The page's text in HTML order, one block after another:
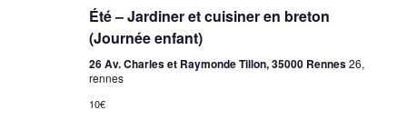
Été – Jardiner et cuisiner en breton
(Journée enfant)
26 Av. Charles et Raymonde Tillon, 35000 Rennes26,
rennes
10€